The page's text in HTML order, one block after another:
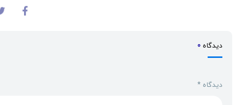
دیدگاه 0
دیدگاه *